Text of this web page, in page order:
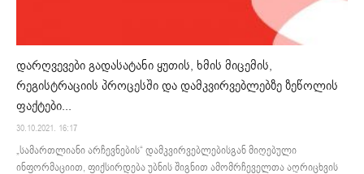
დარღვევები გადასატანი ყუთის, ხმის მიცემის,
რეგისტრაციის პროცესში და დამკვირვებლებზე ზეწოლის
ფაქტები...
30.10.2021. 16:17
„სამართლიანი არჩევნების“ დამკვირვებლებისგან მიღებული
ინფორმაციით, ფიქსირდება უბნის შიგნით ამომრჩეველთა აღრიცხვის